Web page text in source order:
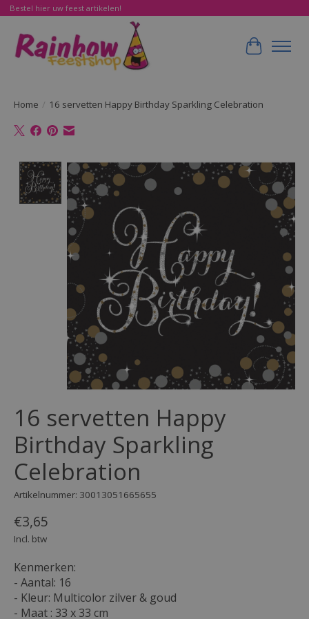
Bestel hier uw feest artikelen!
Home / 16 servetten Happy Birthday Sparkling Celebration
Product image slideshow Items
16 servetten Happy
Birthday Sparkling
Celebration
Artikelnummer: 30013051665655
€3,65
Incl. btw
Kenmerken:
- Aantal: 16
- Kleur: Multicolor zilver & goud
- Maat : 33 x 33 cm